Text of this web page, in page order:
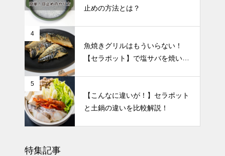
止めの方法とは？
4
魚焼きグリルはもういらない！
【セラポット】で塩サバを焼いて
5
【こんなに違いが！】セラポット
と土鍋の違いを比較解説！
特集記事